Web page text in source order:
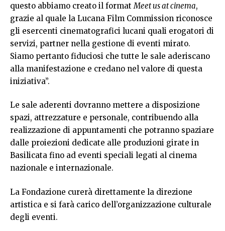
questo abbiamo creato il format Meet us at cinema,
grazie al quale la Lucana Film Commission riconosce
gli esercenti cinematografici lucani quali erogatori di
servizi, partner nella gestione di eventi mirato.
Siamo pertanto fiduciosi che tutte le sale aderiscano
alla manifestazione e credano nel valore di questa
iniziativa”.
Le sale aderenti dovranno mettere a disposizione
spazi, attrezzature e personale, contribuendo alla
realizzazione di appuntamenti che potranno spaziare
dalle proiezioni dedicate alle produzioni girate in
Basilicata fino ad eventi speciali legati al cinema
nazionale e internazionale.
La Fondazione curerà direttamente la direzione
artistica e si farà carico dell’organizzazione culturale
degli eventi.